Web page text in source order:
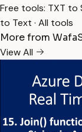
Free tools: TXT to
to Text · All tools
More from
View All